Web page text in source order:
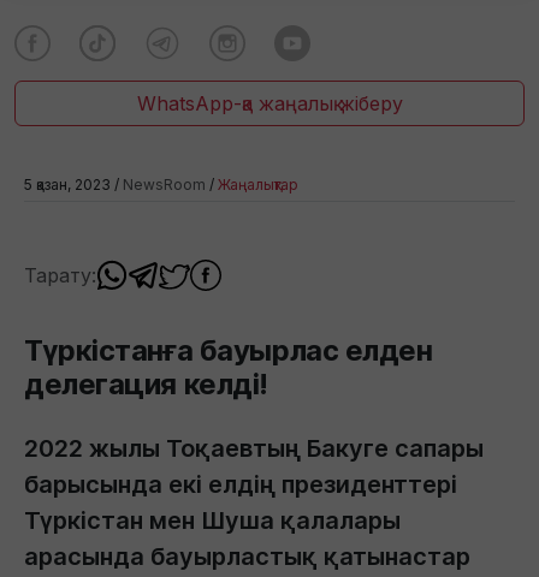
WhatsApp-қа жаңалық жіберу
5 қазан, 2023 / NewsRoom / Жаңалықтар
Тарату:
Түркістанға бауырлас елден
делегация келді!
2022 жылы Тоқаевтың Бакуге сапары
барысында екі елдің президенттері
Түркістан мен Шуша қалалары
арасында бауырластық қатынастар